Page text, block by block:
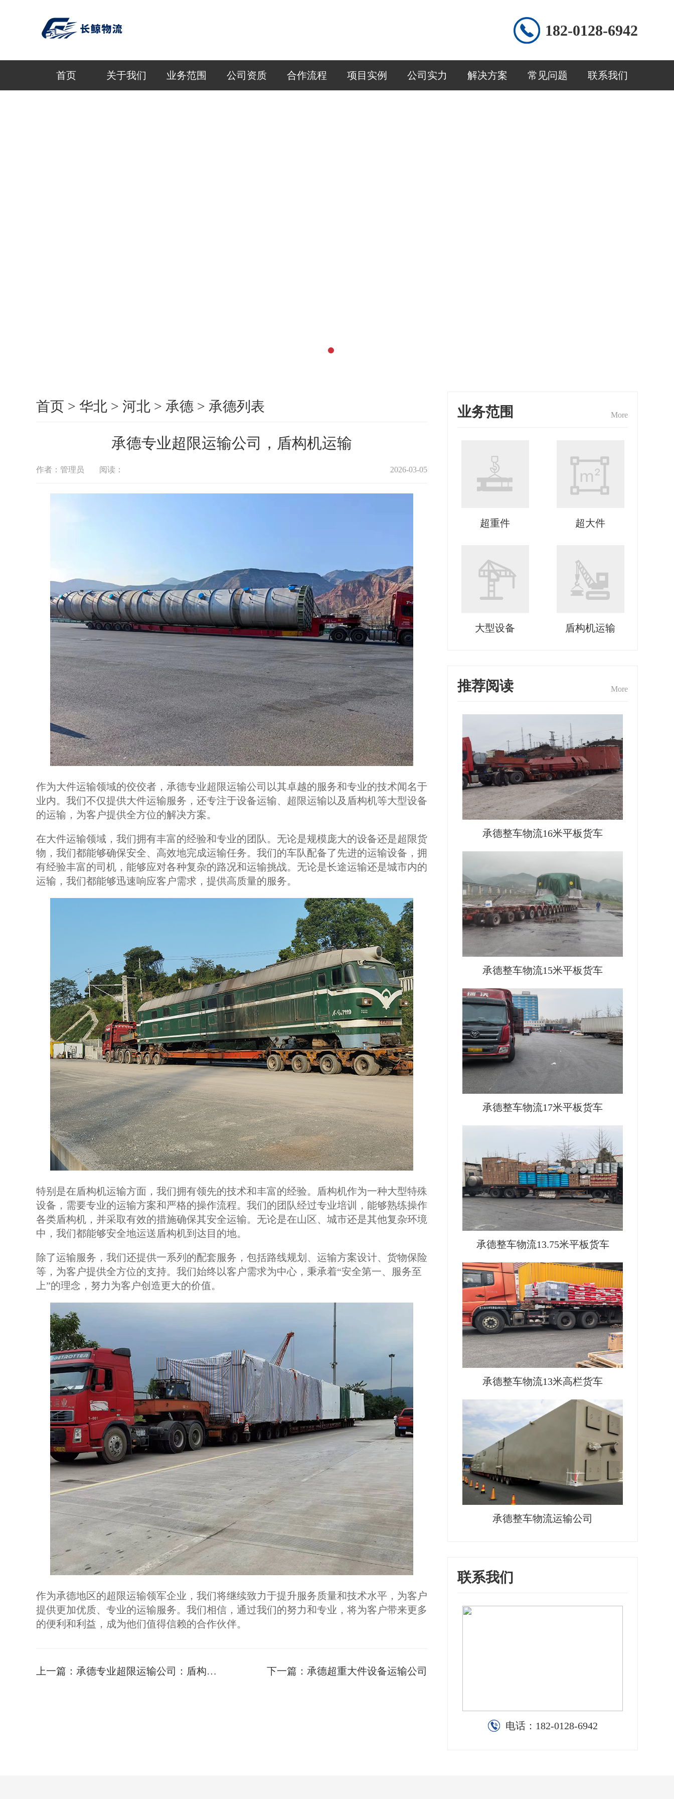
182-0128-6942
首页 关于我们 业务范围 公司资质 合作流程 项目实例 公司实力 解决方案 常见问题 联系我们
首页 > 华北 > 河北 > 承德 > 承德列表
承德专业超限运输公司，盾构机运输
作者：管理员 阅读： 2026-03-05
作为大件运输领域的佼佼者，承德专业超限运输公司以其卓越的服务和专业的技术闻名于
业内。我们不仅提供大件运输服务，还专注于设备运输、超限运输以及盾构机等大型设备
的运输，为客户提供全方位的解决方案。
在大件运输领域，我们拥有丰富的经验和专业的团队。无论是规模庞大的设备还是超限货
物，我们都能够确保安全、高效地完成运输任务。我们的车队配备了先进的运输设备，拥
有经验丰富的司机，能够应对各种复杂的路况和运输挑战。无论是长途运输还是城市内的
运输，我们都能够迅速响应客户需求，提供高质量的服务。
特别是在盾构机运输方面，我们拥有领先的技术和丰富的经验。盾构机作为一种大型特殊
设备，需要专业的运输方案和严格的操作流程。我们的团队经过专业培训，能够熟练操作
各类盾构机，并采取有效的措施确保其安全运输。无论是在山区、城市还是其他复杂环境
中，我们都能够安全地运送盾构机到达目的地。
除了运输服务，我们还提供一系列的配套服务，包括路线规划、运输方案设计、货物保险
等，为客户提供全方位的支持。我们始终以客户需求为中心，秉承着“安全第一、服务至
上”的理念，努力为客户创造更大的价值。
作为承德地区的超限运输领军企业，我们将继续致力于提升服务质量和技术水平，为客户
提供更加优质、专业的运输服务。我们相信，通过我们的努力和专业，将为客户带来更多
的便利和利益，成为他们值得信赖的合作伙伴。
上一篇： 承德专业超限运输公司：盾构机运输 下一篇： 承德超重大件设备运输公司
业务范围 More
超重件 超大件
大型设备 盾构机运输
推荐阅读 More
承德整车物流16米平板货车
承德整车物流15米平板货车
承德整车物流17米平板货车
承德整车物流13.75米平板货车
承德整车物流13米高栏货车
承德整车物流运输公司
联系我们
电话： 182-0128-6942